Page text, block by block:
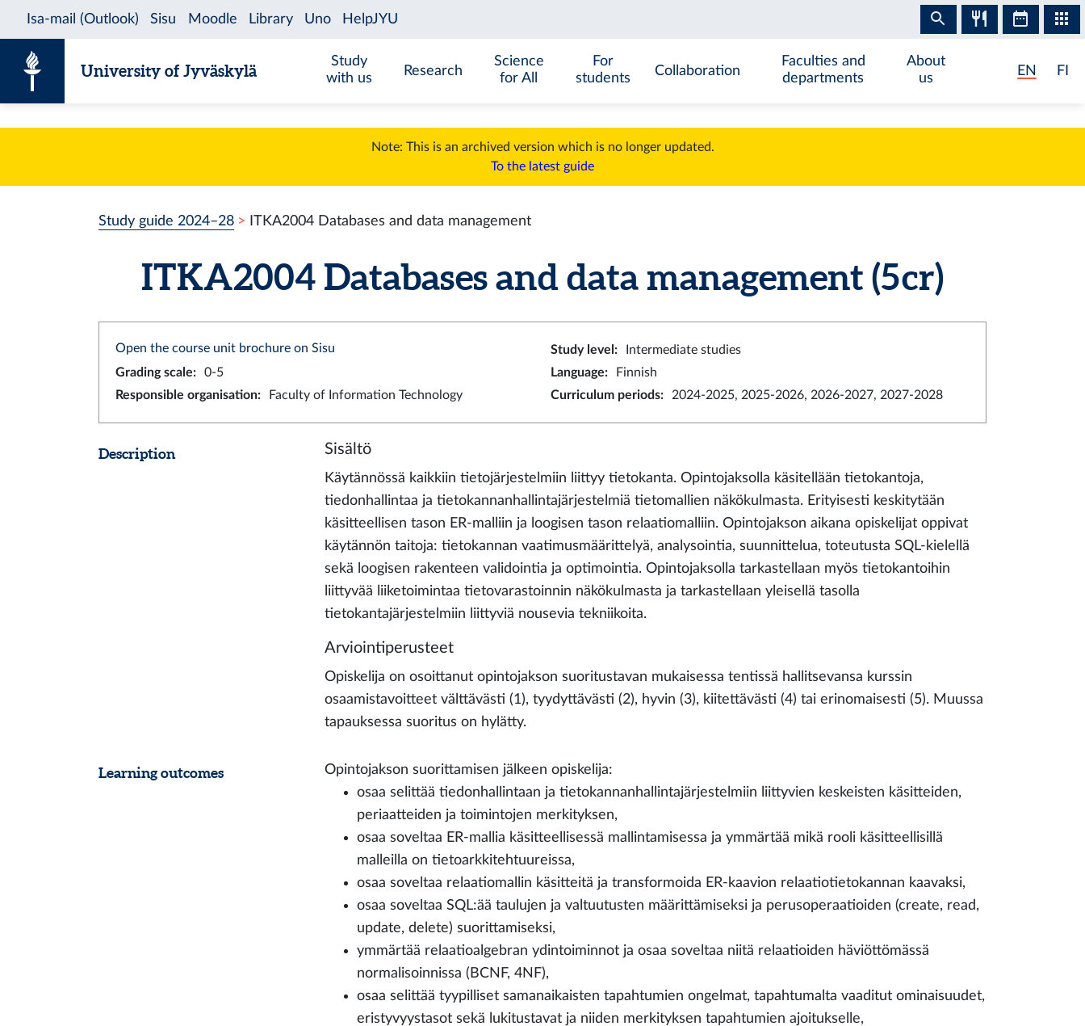
University of Jyväskylä
Study
with us
Research
Science
for All
For
students
Collaboration
Faculties and
departments
About
us
EN FI
Note: This is an archived version which is no longer updated.
To the latest guide
Study guide 2024–28 ITKA2004 Databases and data management
ITKA2004 Databases and data management (5 cr)
Open the course unit brochure on Sisu Study level :
Intermediate studies
Grading scale: 0-5 Language:
Finnish
Responsible organisation: Faculty of Information Technology Curriculum periods: 2024-2025, 2025-2026, 2026-2027, 2027-2028
Description Sisältö
Käytännössä kaikkiin tietojärjestelmiin liittyy tietokanta. Opintojaksolla käsitellään tietokantoja,
tiedonhallintaa ja tietokannanhallintajärjestelmiä tietomallien näkökulmasta. Erityisesti keskitytään
käsitteellisen tason ER-malliin ja loogisen tason relaatiomalliin. Opintojakson aikana opiskelijat oppivat
käytännön taitoja: tietokannan vaatimusmäärittelyä, analysointia, suunnittelua, toteutusta SQL-kielellä
sekä loogisen rakenteen validointia ja optimointia. Opintojaksolla tarkastellaan myös tietokantoihin
liittyvää liiketoimintaa tietovarastoinnin näkökulmasta ja tarkastellaan yleisellä tasolla
tietokantajärjestelmiin liittyviä nousevia tekniikoita.
Arviointiperusteet
Opiskelija on osoittanut opintojakson suoritustavan mukaisessa tentissä hallitsevansa kurssin
osaamistavoitteet välttävästi (1), tyydyttävästi (2), hyvin (3), kiitettävästi (4) tai erinomaisesti (5). Muussa
tapauksessa suoritus on hylätty.
Learning outcomes
Opintojakson suorittamisen jälkeen opiskelija:
osaa selittää tiedonhallintaan ja tietokannanhallintajärjestelmiin liittyvien keskeisten käsitteiden,
periaatteiden ja toimintojen merkityksen,
osaa soveltaa ER-mallia käsitteellisessä mallintamisessa ja ymmärtää mikä rooli käsitteellisillä
malleilla on tietoarkkitehtuureissa,
osaa soveltaa relaatiomallin käsitteitä ja transformoida ER-kaavion relaatiotietokannan kaavaksi,
osaa soveltaa SQL:ää taulujen ja valtuutusten määrittämiseksi ja perusoperaatioiden (create, read,
update, delete) suorittamiseksi,
ymmärtää relaatioalgebran ydintoiminnot ja osaa soveltaa niitä relaatioiden häviöttömässä
normalisoinnissa (BCNF, 4NF),
osaa selittää tyypilliset samanaikaisten tapahtumien ongelmat, tapahtumalta vaaditut ominaisuudet,
eristyvyystasot sekä lukitustavat ja niiden merkityksen tapahtumien ajoitukselle,